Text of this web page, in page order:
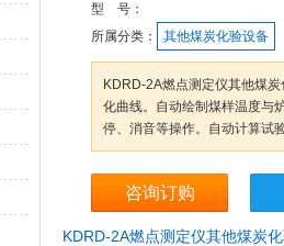
型 号：
所属分类：
其他煤炭化验设备
KDRD-2A燃点测定仪其他煤
化曲线。自动绘制煤样温度与
停、消音等操作。自动计算试
咨询订购
KDRD-2A燃点测定仪其他煤炭